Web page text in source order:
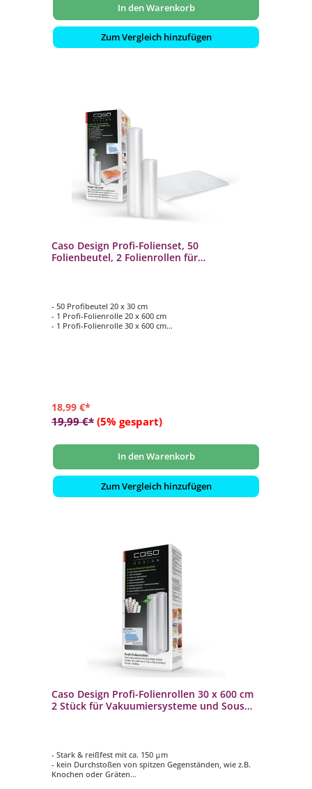
In den Warenkorb
Zum Vergleich hinzufügen
Caso Design Profi-Folienset, 50
Folienbeutel, 2 Folienrollen für
- 50 Profibeutel 20 x 30 cm
- 1 Profi-Folienrolle 20 x 600 cm
- 1 Profi-Folienrolle 30 x 600 cm
18,99 €*
19,99 €* (5% gespart)
In den Warenkorb
Zum Vergleich hinzufügen
Caso Design Profi-Folienrollen 30 x 600 cm
2 Stück für Vakuumiersysteme und Sous
- Stark & reißfest mit ca. 150 μm
- kein Durchstoßen von spitzen Gegenständen, wie z.B.
Knochen oder Gräten